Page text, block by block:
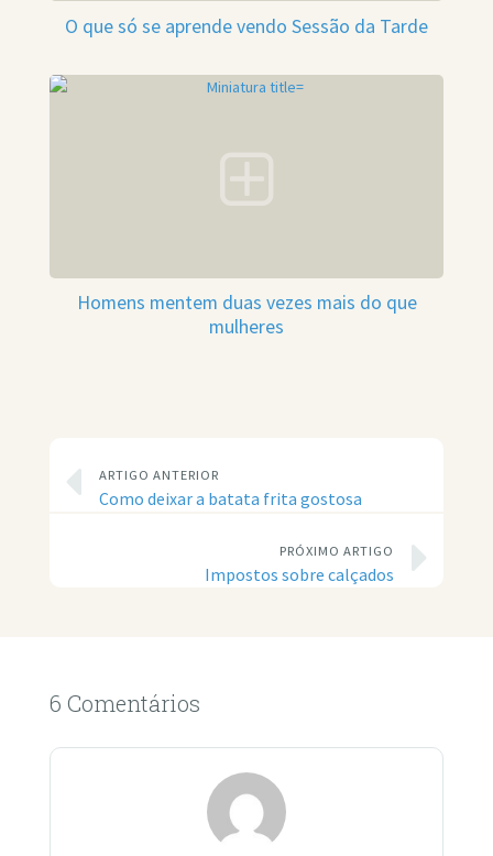
O que só se aprende vendo Sessão da Tarde
Homens mentem duas vezes mais do que
mulheres
ARTIGO ANTERIOR
Como deixar a batata frita gostosa
PRÓXIMO ARTIGO
Impostos sobre calçados
6 Comentários